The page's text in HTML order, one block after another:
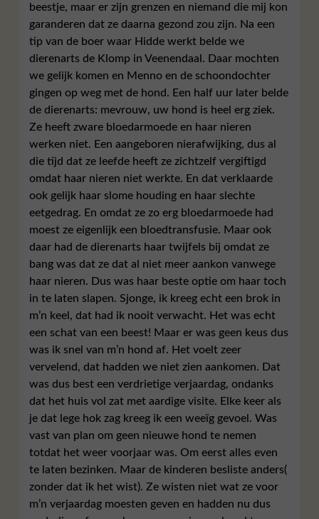
beestje, maar er zijn grenzen en niemand die mij kon
garanderen dat ze daarna gezond zou zijn. Na een
tip van de boer waar Hidde werkt belde we
dierenarts de Klomp in Veenendaal. Daar mochten
we gelijk komen en Menno en de schoondochter
gingen op weg met de hond. Een half uur later belde
de dierenarts: mevrouw, uw hond is heel erg ziek.
Ze heeft zware bloedarmoede en haar nieren
werken niet. Een aangeboren nierafwijking, dus al
die tijd dat ze leefde heeft ze zichtzelf vergiftigd
omdat haar nieren niet werkte. En dat verklaarde
ook gelijk haar slome houding en haar slechte
eetgedrag. En omdat ze zo erg bloedarmoede had
moest ze eigenlijk een bloedtransfusie. Maar ook
daar had de dierenarts haar twijfels bij omdat ze
bang was dat ze dat al niet meer aankon vanwege
haar nieren. Dus was haar beste optie om haar toch
in te laten slapen. Sjonge, ik kreeg echt een brok in
m’n keel, dat had ik nooit verwacht. Het was echt
een schat van een beest! Maar er was geen keus dus
was ik snel van m’n hond af. Het voelt zeer
vervelend, dat hadden we niet zien aankomen. Dat
was dus best een verdrietige verjaardag, ondanks
dat het huis vol zat met aardige visite. Elke keer als
je dat lege hok zag kreeg ik een weeïg gevoel. Was
vast van plan om geen nieuwe hond te nemen
totdat het weer voorjaar was. Om eerst alles even
te laten bezinken. Maar de kinderen besliste anders(
zonder dat ik het wist). Ze wisten niet wat ze voor
m’n verjaardag moesten geven en hadden nu dus